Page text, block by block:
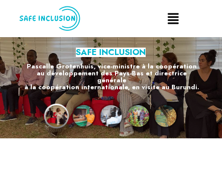
Pascalle Grotenhuis, vice-ministre à la coopération
au développement des Pays-Bas et directrice
générale
à la coopération internationale, en visite au Burundi.
SAFE INCLUSION